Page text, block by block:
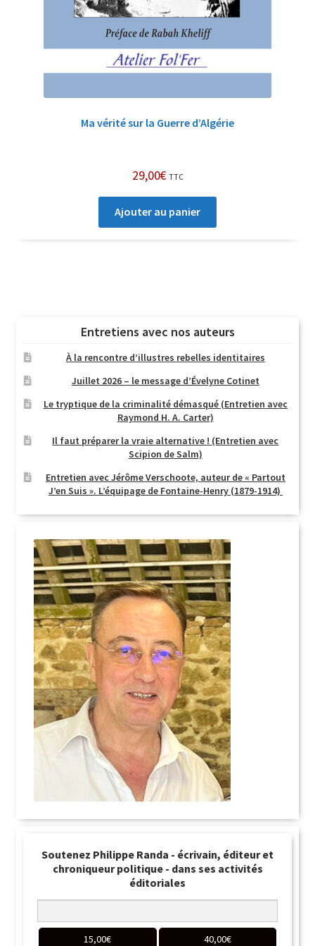
Ma vérité sur la Guerre d’Algérie
29,00€ TTC
Ajouter au panier
Entretiens avec nos auteurs
À la rencontre d’illustres rebelles identitaires
Juillet 2026 – le message d’Évelyne Cotinet
Le tryptique de la criminalité démasqué (Entretien avec
Raymond H. A. Carter)
Il faut préparer la vraie alternative ! (Entretien avec
Scipion de Salm)
Entretien avec Jérôme Verschoote, auteur de « Partout
J’en Suis ». L’équipage de Fontaine-Henry (1879-1914)
Soutenez Philippe Randa - écrivain, éditeur et
chroniqueur politique - dans ses activités
éditoriales
15,00€ 40,00€